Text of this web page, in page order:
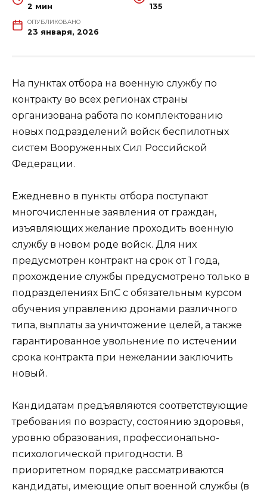
2 мин 135
ОПУБЛИКОВАНО
23 января, 2026
На пунктах отбора на военную службу по
контракту во всех регионах страны
организована работа по комплектованию
новых подразделений войск беспилотных
систем Вооруженных Сил Российской
Федерации.
Ежедневно в пункты отбора поступают
многочисленные заявления от граждан,
изъявляющих желание проходить военную
службу в новом роде войск. Для них
предусмотрен контракт на срок от 1 года,
прохождение службы предусмотрено только в
подразделениях БпС с обязательным курсом
обучения управлению дронами различного
типа, выплаты за уничтожение целей, а также
гарантированное увольнение по истечении
срока контракта при нежелании заключить
новый.
Кандидатам предъявляются соответствующие
требования по возрасту, состоянию здоровья,
уровню образования, профессионально-
психологической пригодности. В
приоритетном порядке рассматриваются
кандидаты, имеющие опыт военной службы (в